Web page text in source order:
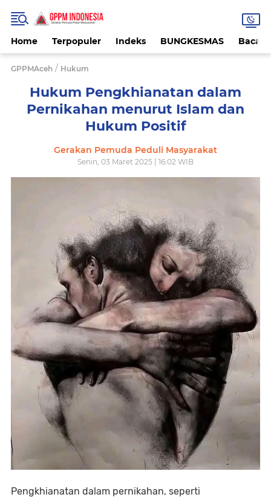
Home Terpopuler Indeks BUNGKESMAS
GPPMAceh / Hukum
Hukum Pengkhianatan dalam
Pernikahan menurut Islam dan
Hukum Positif
Gerakan Pemuda Peduli Masyarakat
Senin, 03 Maret 2025 | 16:02 WIB
Pengkhianatan dalam pernikahan, seperti